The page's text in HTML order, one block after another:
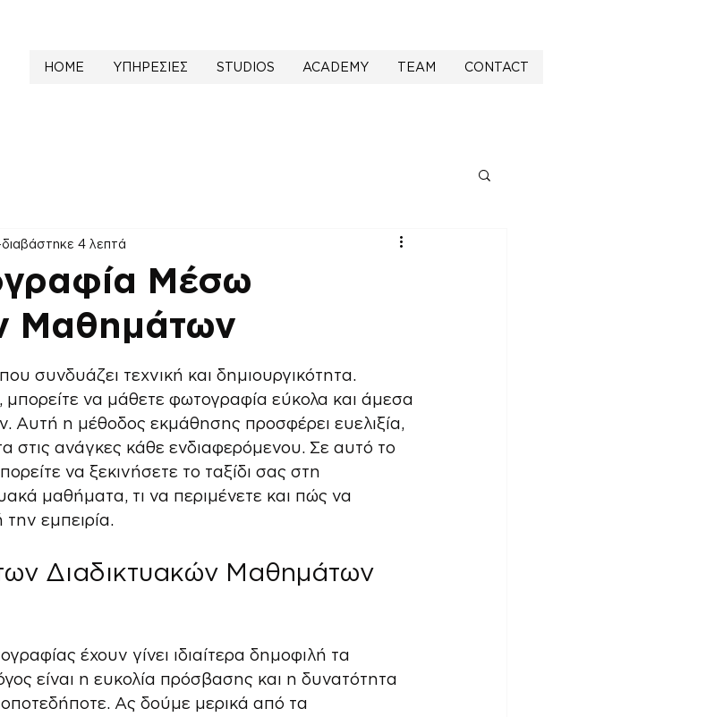
HOME ΥΠΗΡΕΣΙΕΣ STUDIOS ACADEMY TEAM CONTACT
Μέσω
Μαθημάτων
διαβάστηκε 4 λεπτά
συνδυάζει τεχνική και δημιουργικότητα.
μπορείτε να μάθετε φωτογραφία εύκολα και άμεσα
Αυτή η μέθοδος εκμάθησης προσφέρει ευελιξία,
στις ανάγκες κάθε ενδιαφερόμενου. Σε αυτό το
να ξεκινήσετε το ταξίδι σας στη
μαθήματα, τι να περιμένετε και πώς να
εμπειρία.
Διαδικτυακών Μαθημάτων
έχουν γίνει ιδιαίτερα δημοφιλή τα
είναι η ευκολία πρόσβασης και η δυνατότητα
Ας δούμε μερικά από τα